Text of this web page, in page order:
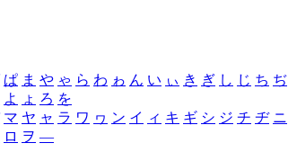
ぱ ま や ゃ ら わ ゎ ん い ぃ き ぎ し じ ち ぢ
よ ょ ろ を
マ ヤ ャ ラ ワ ヮ ン イ ィ キ ギ シ ジ チ ヂ ニ
ロ ヲ ―